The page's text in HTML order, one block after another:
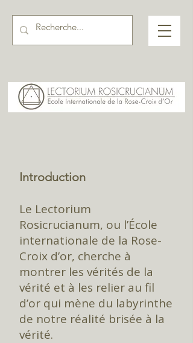
Introduction
Le Lectorium
Rosicrucianum, ou l’École
internationale de la Rose-
Croix d’or, cherche à
montrer les vérités de la
vérité et à les relier au fil
d’or qui mène du labyrinthe
de notre réalité brisée à la
vérité.